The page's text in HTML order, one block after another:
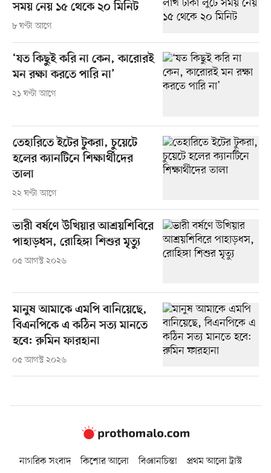
সময় নেয় ১৫ থেকে ২০ মিনিট
৮ ঘণ্টা আগে
‘যত কিছুই করি না কেন, কারোরই
মন রক্ষা করতে পারি না’
২১ ঘণ্টা আগে
তেহারিতে ইটের টুকরা, চুয়েটে
হলের ক্যানটিনে শিক্ষার্থীদের
তালা
২২ ঘণ্টা আগে
ভারী বর্ষণে উখিয়ার আশ্রয়শিবিরে
পাহাড়ধস, রোহিঙ্গা শিশুর মৃত্যু
০৫ আগস্ট ২০২৬
মানুষ আমাকে এমপি বানিয়েছে,
বিএনপিকে এ কঠিন সত্য মানতে
হবে: রুমিন ফারহানা
০৫ আগস্ট ২০২৬
নাগরিক সংবাদ কিশোর আলো বিজ্ঞানচিন্তা
প্রথম আলো ট্রাস্ট